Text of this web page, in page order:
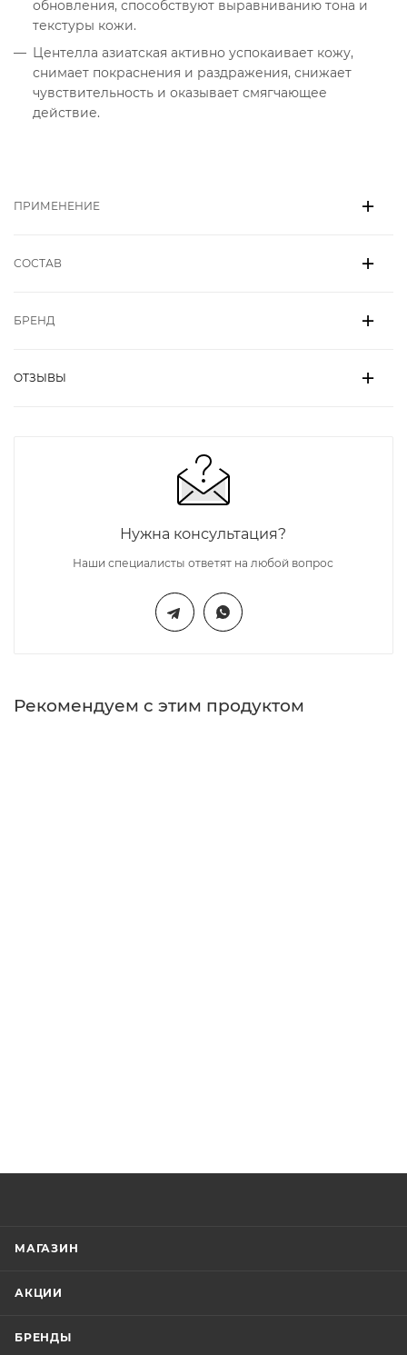
обновления, способствуют выравниванию тона и
текстуры кожи.
Центелла азиатская активно успокаивает кожу,
снимает покраснения и раздражения, снижает
чувствительность и оказывает смягчающее
действие.
ПРИМЕНЕНИЕ
СОСТАВ
БРЕНД
ОТЗЫВЫ
Нужна консультация?
Наши специалисты ответят на любой вопрос
Рекомендуем с этим продуктом
МАГАЗИН
АКЦИИ
БРЕНДЫ